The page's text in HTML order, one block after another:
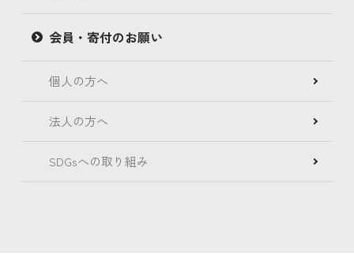
会員・寄付のお願い
個人の方へ
法人の方へ
SDGsへの取り組み